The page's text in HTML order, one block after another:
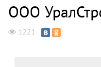
ООО
1221